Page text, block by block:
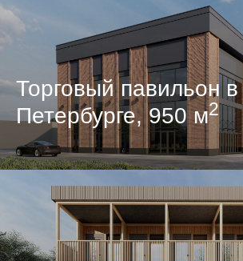
Торговый павильон
Петербурге, 950 м2